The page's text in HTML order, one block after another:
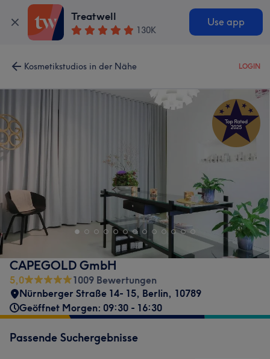
Treatwell
130K
Use app
Kosmetikstudios in der Nähe LOGIN
CAPEGOLD GmbH
5,0
1009 Bewertungen
Nürnberger Straße 14- 15, Berlin, 10789
Geöffnet Morgen: 09:30 - 16:30
Passende Suchergebnisse